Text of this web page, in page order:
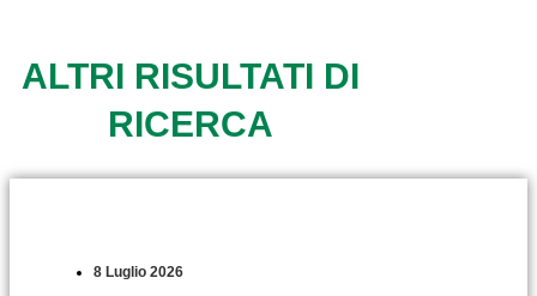
ALTRI RISULTATI DI
RICERCA
8 Luglio 2026